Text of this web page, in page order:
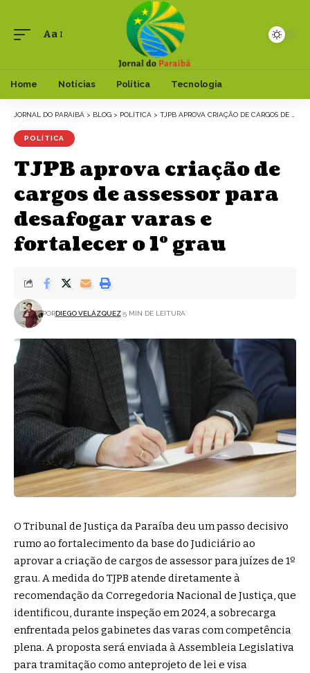
Aa
Home Notícias Política Tecnologia
JORNAL DO PARAIBÁ > BLOG > POLÍTICA > TJPB APROVA CRIAÇÃO DE CARGOS DE ASSESSOR PARA DESAFOGAR VARAS E FORTALECER O 1º GRAU
POLÍTICA
TJPB aprova criação de
cargos de assessor para
desafogar varas e
fortalecer o 1º grau
PORDIEGO VELÁZQUEZ 5 MIN DE LEITURA
O Tribunal de Justiça da Paraíba deu um passo decisivo
rumo ao fortalecimento da base do Judiciário ao
aprovar a criação de cargos de assessor para juízes de 1º
grau. A medida do TJPB atende diretamente à
recomendação da Corregedoria Nacional de Justiça, que
identificou, durante inspeção em 2024, a sobrecarga
enfrentada pelos gabinetes das varas com competência
plena. A proposta será enviada à Assembleia Legislativa
para tramitação como anteprojeto de lei e visa